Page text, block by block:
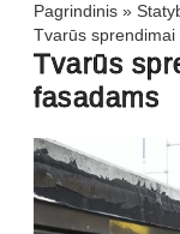
Pagrindinis »
Tvarūs
Tvarūs
fasadams